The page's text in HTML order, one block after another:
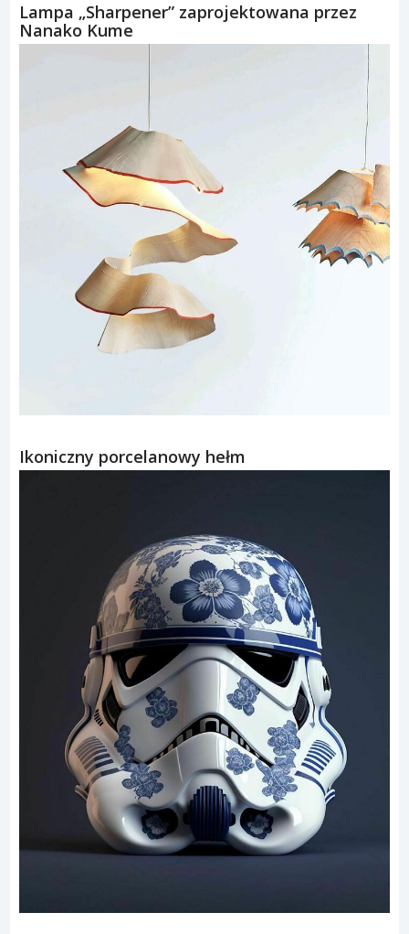
Lampa „Sharpener” zaprojektowana przez
Nanako Kume
Ikoniczny porcelanowy hełm